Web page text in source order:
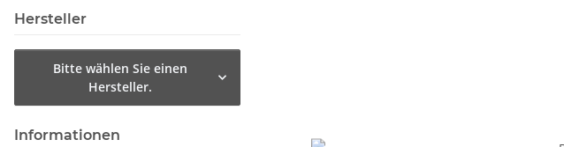
Hersteller
Bitte wählen Sie einen
Hersteller.
Informationen